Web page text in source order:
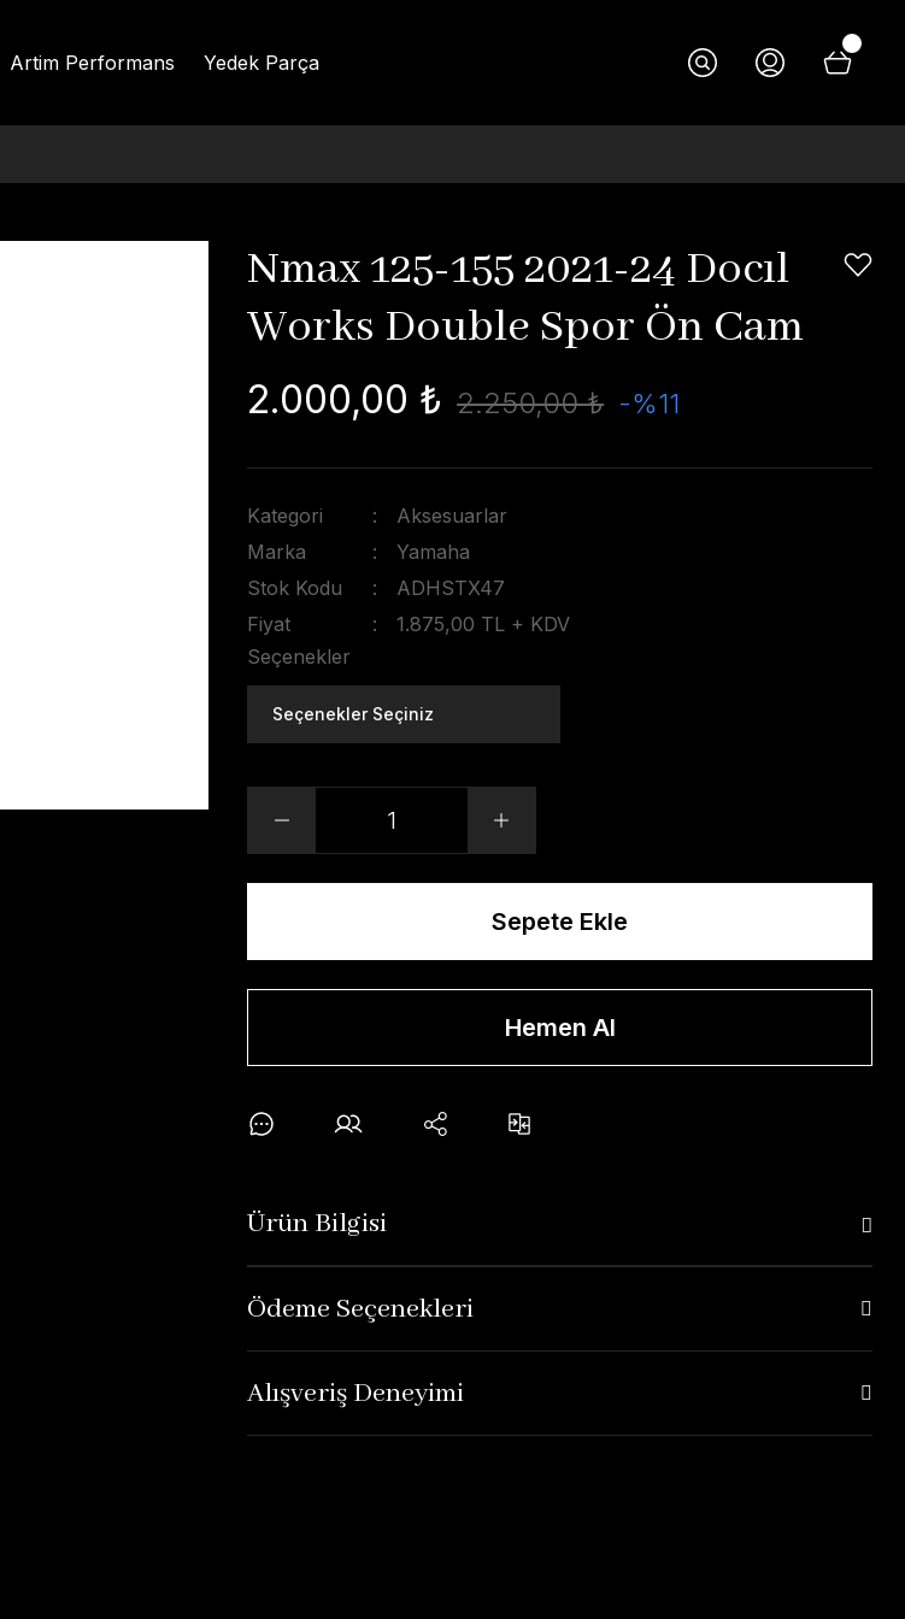
Artim Performans Yedek Parça
Nmax 125-155 2021-24 Docıl
Works Double Spor Ön Cam
2.000,00 ₺ 2.250,00 ₺ -%11
Kategori
Aksesuarlar
Marka
Yamaha
Stok Kodu
ADHSTX47
Fiyat
1.875,00 TL + KDV
Seçenekler
Sepete Ekle
Hemen Al
Ürün Bilgisi
Ödeme Seçenekleri
Alışveriş Deneyimi